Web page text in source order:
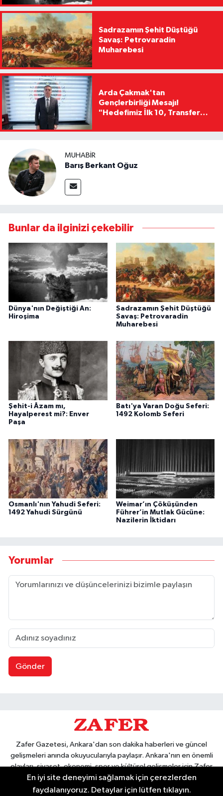
Sadrazamın Şehit Düştüğü
Savaş: Petrovaradin
Muharebesi
Arda Çakmak'tan
Gençlerbirliği Mesajı!
"Hedefimiz İlk 10, Transfer
Kaldıracağız"
MUHABIR
Barış Berkant Oğuz
Bunlar da ilginizi çekebilir
Dünya'nın Değiştiği An:
Hiroşima
Sadrazamın Şehit Düştüğü
Savaş: Petrovaradin
Muharebesi
Şehit-i Âzam mı,
Hayalperest mi?: Enver
Paşa
Batı'ya Varan Doğu Seferi:
1492 Kolomb Seferi
Osmanlı'nın Yahudi Seferi:
1492 Yahudi Sürgünü
Weimar’ın Çöküşünden
Führer’in Mutlak Gücüne:
Nazilerin İktidarı
Yorumlar
Gönder
Zafer Gazetesi, Ankara'dan son dakika haberleri ve güncel
gelişmeleri anında okuyucularıyla paylaşır. Ankara'nın en önemli
olayları, siyaset, ekonomi, spor ve kültürel gelişmeler için Zafer
Gazetesi'ni takip edin. Başkentin güvendiği haber kaynağı.
En iyi site deneyimi sağlamak için çerezlerden
faydalanıyoruz. Detaylar için lütfen tıklayın.